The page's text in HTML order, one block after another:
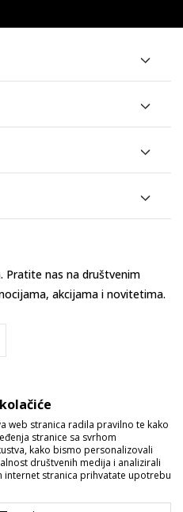
Pratite nas na društvenim
akcijama i novitetima.
web stranica radila pravilno te kako
stranice sa svrhom
kako bismo personalizovali
društvenih medija i analizirali
stranica prihvatate upotrebu